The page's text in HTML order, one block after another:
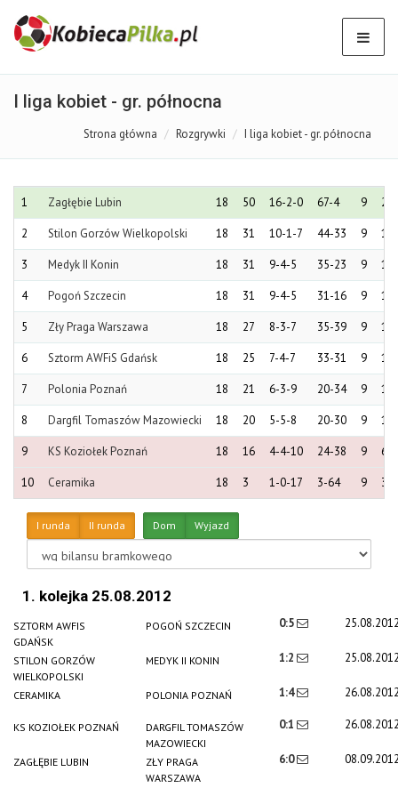
I liga kobiet - gr. północna
Strona główna Rozgrywki I liga kobiet - gr. północna
1 Zagłębie Lubin 18 50 16-2-0 67-4 9 25
2 Stilon Gorzów Wielkopolski 18 31 10-1-7 44-33 9 18
3 Medyk II Konin 18 31 9-4-5 35-23 9 18
4 Pogoń Szczecin 18 31 9-4-5 31-16 9 16
5 Zły Praga Warszawa 18 27 8-3-7 35-39 9 16
6 Sztorm AWFiS Gdańsk 18 25 7-4-7 33-31 9 14
7 Polonia Poznań 18 21 6-3-9 20-34 9 13
8 Dargfil Tomaszów Mazowiecki 18 20 5-5-8 20-30 9 12
9 KS Koziołek Poznań 18 16 4-4-10 24-38 9 6
10 Ceramika 18 3 1-0-17 3-64 9 3
I runda II runda Dom Wyjazd
1. kolejka 25.08.2012
SZTORM AWFIS
GDAŃSK
POGOŃ SZCZECIN 0:5
STILON GORZÓW
WIELKOPOLSKI
MEDYK II KONIN 1:2
CERAMIKA POLONIA POZNAŃ 1:4
KS KOZIOŁEK POZNAŃ
DARGFIL TOMASZÓW
MAZOWIECKI
0:1
ZAGŁĘBIE LUBIN
ZŁY PRAGA
WARSZAWA
6:0